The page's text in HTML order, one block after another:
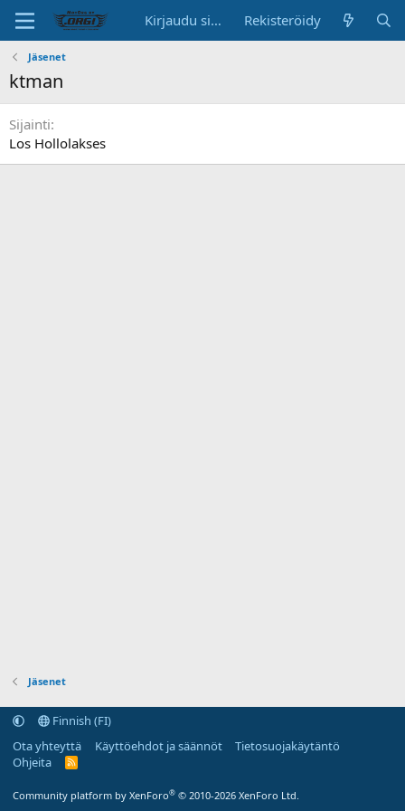
Kirjaudu sisään Rekisteröidy
Jäsenet
ktman
Sijainti
Los Hollolakses
Jäsenet
Finnish (FI)
Ota yhteyttä
Käyttöehdot ja säännöt
Tietosuojakäytäntö
Ohjeita
R
Community platform by XenForo® © 2010-2026 XenForo Ltd.